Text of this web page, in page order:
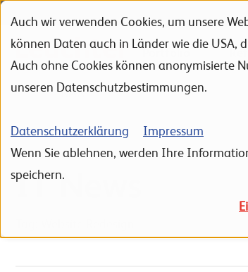
Auch wir verwenden Cookies, um unsere
können Daten auch in Länder wie die USA,
Auch ohne Cookies können anonymisierte
unseren Datenschutzbestimmungen.
Datenschutzerklärung
Impressum
Wenn Sie ablehnen, werden Ihre
speichern.
Portfolio
Home News
IT News